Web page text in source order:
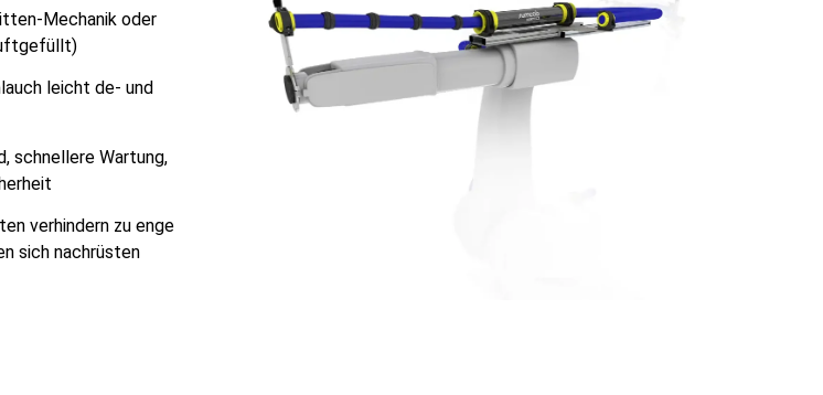
Mechanik oder
leicht de- und
schnellere Wartung,
verhindern zu enge
sich nachrüsten